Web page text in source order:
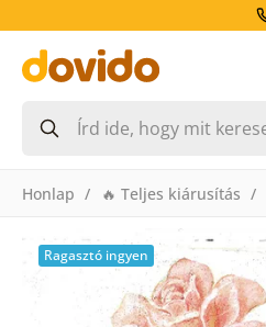
Honlap 🔥 Teljes kiárusítás
Ragasztó ingyen